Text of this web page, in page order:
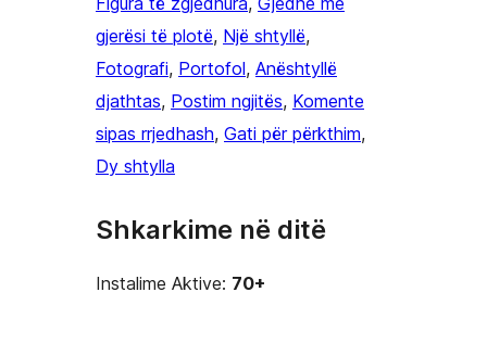
gjerësi të plotë, Një shtyllë
Fotografi, Portofol, Anështyllë
djathtas, Postim ngjitës, Komente
sipas rrjedhash, Gati për përkthim
Dy shtylla
Shkarkime në ditë
Instalime Aktive: 70+